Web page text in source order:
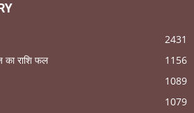
2431
राशि फल
1156
1089
1079